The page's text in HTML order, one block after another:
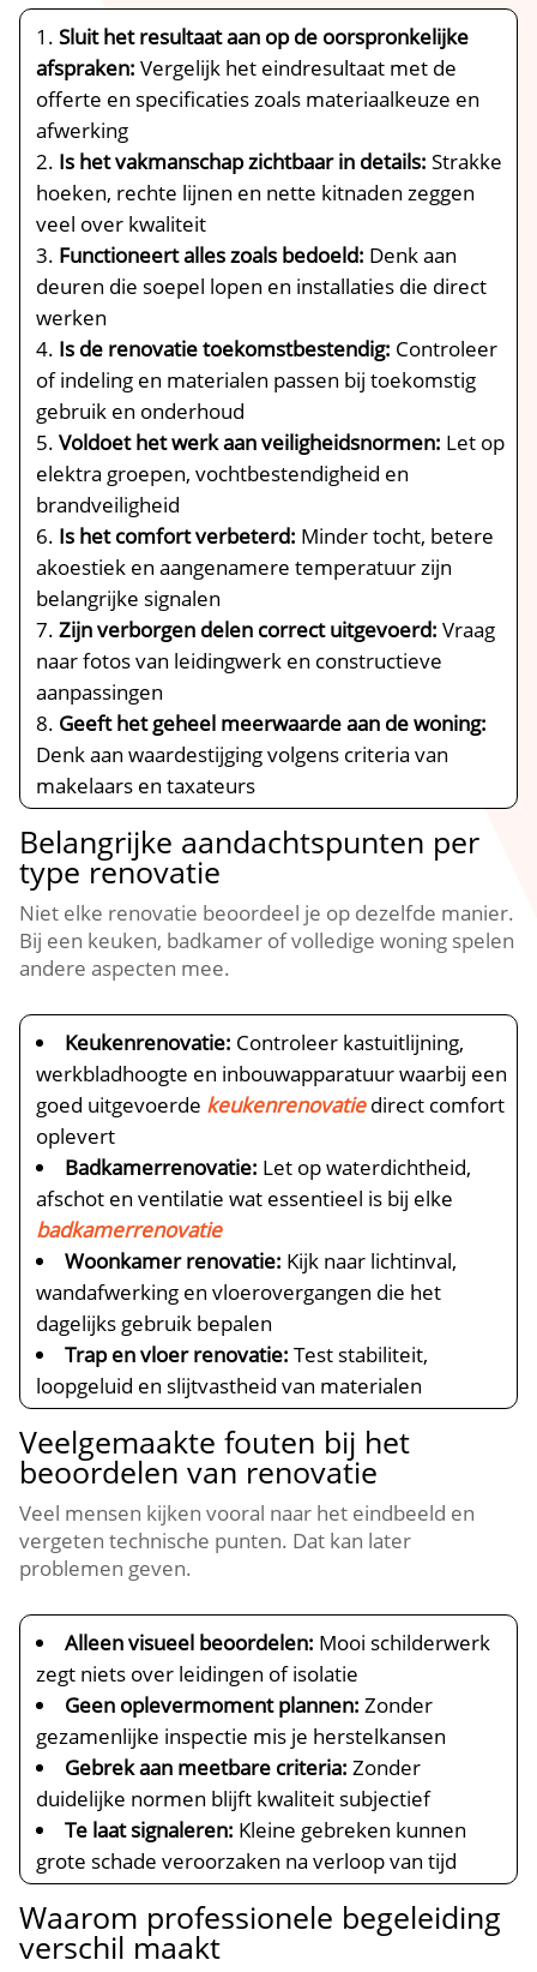
Sluit het resultaat aan op de oorspronkelijke
afspraken: Vergelijk het eindresultaat met de
offerte en specificaties zoals materiaalkeuze en
afwerking
Is het vakmanschap zichtbaar in details: Strakke
hoeken, rechte lijnen en nette kitnaden zeggen
veel over kwaliteit
Functioneert alles zoals bedoeld: Denk aan
deuren die soepel lopen en installaties die direct
werken
Is de renovatie toekomstbestendig: Controleer
of indeling en materialen passen bij toekomstig
gebruik en onderhoud
Voldoet het werk aan veiligheidsnormen: Let op
elektra groepen, vochtbestendigheid en
brandveiligheid
Is het comfort verbeterd: Minder tocht, betere
akoestiek en aangenamere temperatuur zijn
belangrijke signalen
Zijn verborgen delen correct uitgevoerd: Vraag
naar fotos van leidingwerk en constructieve
aanpassingen
Geeft het geheel meerwaarde aan de woning:
Denk aan waardestijging volgens criteria van
makelaars en taxateurs
Belangrijke aandachtspunten per
type renovatie
Niet elke renovatie beoordeel je op dezelfde manier.​
Bij een keuken, badkamer of volledige woning spelen
andere aspecten mee.​
Keukenrenovatie: Controleer kastuitlijning,
werkbladhoogte en inbouwapparatuur waarbij een
goed uitgevoerde keukenrenovatiedirect comfort
oplevert
Badkamerrenovatie: Let op waterdichtheid,
afschot en ventilatie wat essentieel is bij elke
badkamerrenovatie
Woonkamer renovatie: Kijk naar lichtinval,
wandafwerking en vloerovergangen die het
dagelijks gebruik bepalen
Trap en vloer renovatie: Test stabiliteit,
loopgeluid en slijtvastheid van materialen
Veelgemaakte fouten bij het
beoordelen van renovatie
Veel mensen kijken vooral naar het eindbeeld en
vergeten technische punten.​ Dat kan later
problemen geven.​
Alleen visueel beoordelen: Mooi schilderwerk
zegt niets over leidingen of isolatie
Geen oplevermoment plannen: Zonder
gezamenlijke inspectie mis je herstelkansen
Gebrek aan meetbare criteria: Zonder
duidelijke normen blijft kwaliteit subjectief
Te laat signaleren: Kleine gebreken kunnen
grote schade veroorzaken na verloop van tijd
Waarom professionele begeleiding
verschil maakt